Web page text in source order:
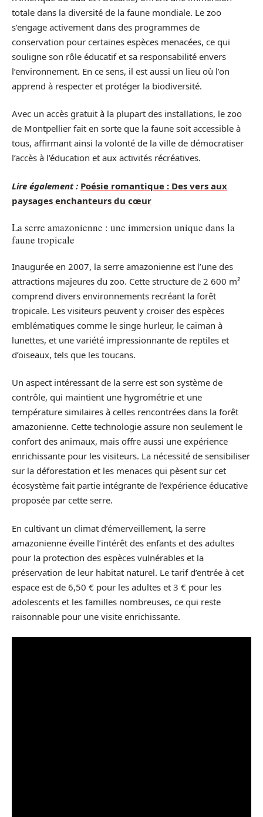
totale dans la diversité de la faune mondiale. Le zoo
s’engage activement dans des programmes de
conservation pour certaines espèces menacées, ce qui
souligne son rôle éducatif et sa responsabilité envers
l’environnement. En ce sens, il est aussi un lieu où l’on
apprend à respecter et protéger la biodiversité.
Avec un accès gratuit à la plupart des installations, le zoo
de Montpellier fait en sorte que la faune soit accessible à
tous, affirmant ainsi la volonté de la ville de démocratiser
l’accès à l’éducation et aux activités récréatives.
Lire également : Poésie romantique : Des vers aux
paysages enchanteurs du cœur
La serre amazonienne : une immersion unique dans la
faune tropicale
Inaugurée en 2007, la serre amazonienne est l’une des
attractions majeures du zoo. Cette structure de 2 600 m²
comprend divers environnements recréant la forêt
tropicale. Les visiteurs peuvent y croiser des espèces
emblématiques comme le singe hurleur, le caïman à
lunettes, et une variété impressionnante de reptiles et
d’oiseaux, tels que les toucans.
Un aspect intéressant de la serre est son système de
contrôle, qui maintient une hygrométrie et une
température similaires à celles rencontrées dans la forêt
amazonienne. Cette technologie assure non seulement le
confort des animaux, mais offre aussi une expérience
enrichissante pour les visiteurs. La nécessité de sensibiliser
sur la déforestation et les menaces qui pèsent sur cet
écosystème fait partie intégrante de l’expérience éducative
proposée par cette serre.
En cultivant un climat d’émerveillement, la serre
amazonienne éveille l’intérêt des enfants et des adultes
pour la protection des espèces vulnérables et la
préservation de leur habitat naturel. Le tarif d’entrée à cet
espace est de 6,50 € pour les adultes et 3 € pour les
adolescents et les familles nombreuses, ce qui reste
raisonnable pour une visite enrichissante.